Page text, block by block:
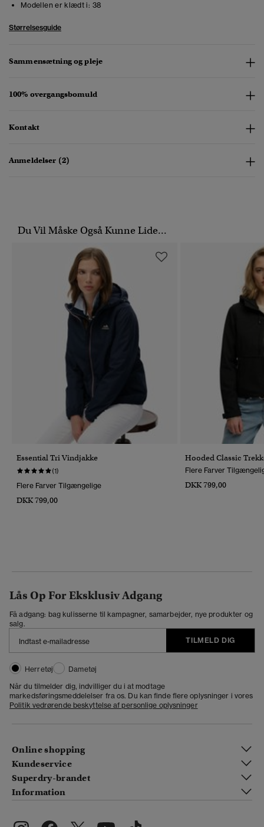
Modellen er klædt i: 38
Størrelsesguide
Sammensætning og pleje
100% overgangsbomuld
Kontakt
Anmeldelser (2)
Du Vil Måske Også Kunne Lide...
Essential Tri Vindjakke
(1)
Flere Farver Tilgængelige
DKK 799,00
Hooded Classic
Flere Farver
DKK 799,00
Lås Op For Eksklusiv Adgang
Få adgang: bag kulisserne til kampagner, samarbejder, nye produkter og
salg.
TILMELD DIG
Herretøj
Dametøj
Når du tilmelder dig, indvilliger du i at modtage
markedsføringsmeddelelser fra os. Du kan finde flere oplysninger i vores
Politik vedrørende beskyttelse af personlige oplysninger
Online shopping
Kundeservice
Superdry-brandet
Information